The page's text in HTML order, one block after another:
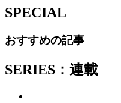
SPECIAL
おすすめの記事
SERIES：連載